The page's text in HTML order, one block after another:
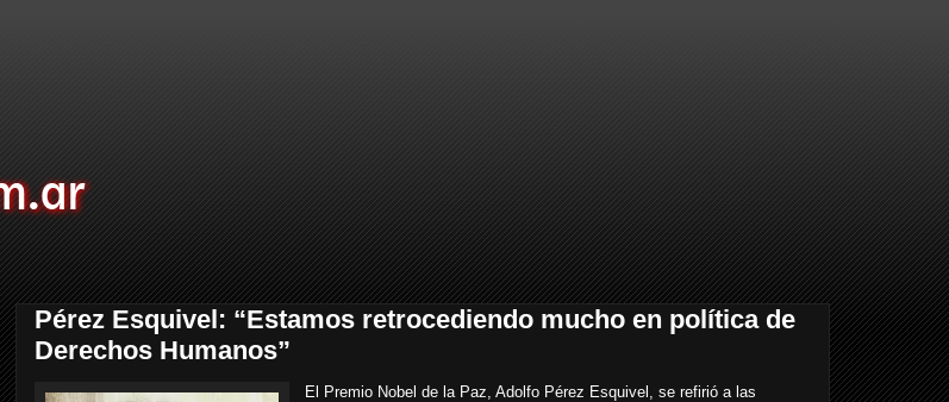
Pérez Esquivel: “Estamos retrocediendo mucho en política de
Derechos Humanos”
El Premio Nobel de la Paz, Adolfo Pérez Esquivel, se refirió a las